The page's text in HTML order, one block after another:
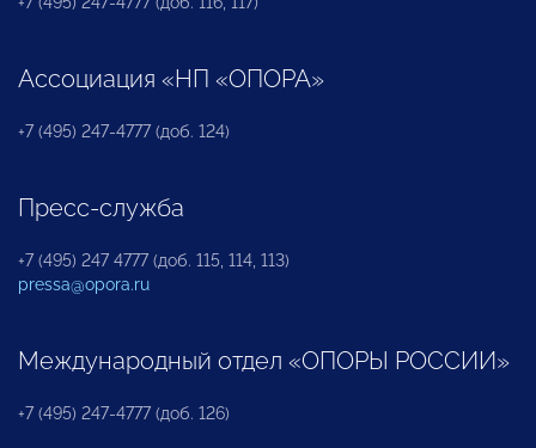
Ассоциация «НП «ОПОРА»
+7 (495) 247-4777 (доб. 124)
Пресс-служба
+7 (495) 247 4777 (доб. 115, 114, 113)
pressa@opora.ru
Международный отдел «ОПОРЫ РОССИИ»
+7 (495) 247-4777 (доб. 126)